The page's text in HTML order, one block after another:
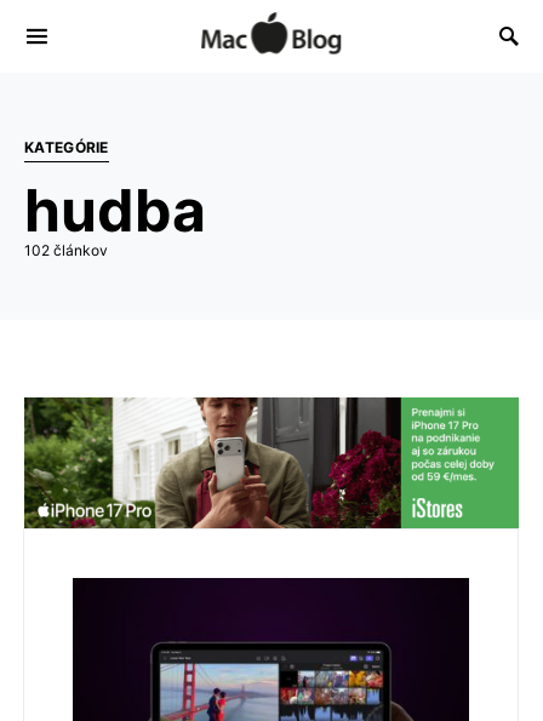
KATEGÓRIE
hudba
102 článkov